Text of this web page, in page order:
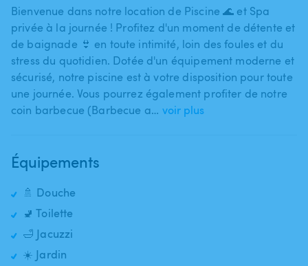
Bienvenue dans notre location de Piscine 🌊 et Spa
privée à la journée ! Profitez d'un moment de détente et
de baignade 👙 en toute intimité​,​ loin des foules et du
stress du quotidien. Dotée d'un équipement moderne et
sécurisé​,​ notre piscine est à votre disposition pour toute
une journée. Vous pourrez également profiter de notre
coin barbecue (Barbecue a… voir plus
Équipements
🚿 Douche
🚽 Toilette
🛁 Jacuzzi
☀️ Jardin